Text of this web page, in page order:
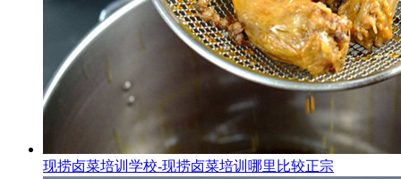
现捞卤菜培训学校-现捞卤菜培训哪里比较正宗